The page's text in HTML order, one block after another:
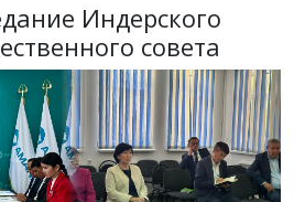
Индерского
совета